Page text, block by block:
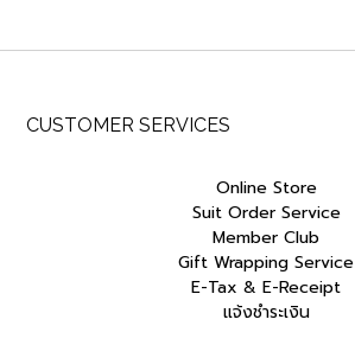
CUSTOMER SERVICES
Online Store
Suit Order Service
Member Club
Gift Wrapping Service
E-Tax & E-Receipt
แจ้งชำระเงิน